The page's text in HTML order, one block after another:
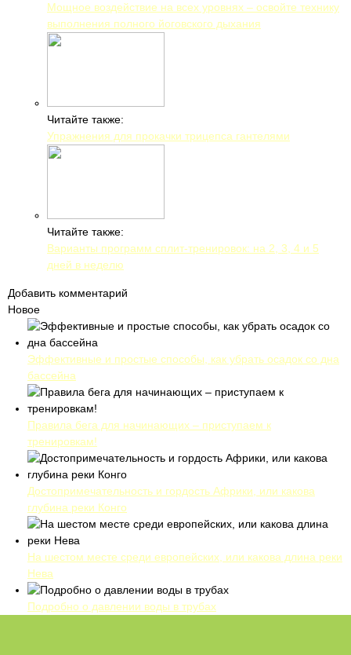
Мощное воздействие на всех уровнях – освойте технику
выполнения полного йоговского дыхания
Читайте также:
Упражнения для прокачки трицепса гантелями
Читайте также:
Варианты программ сплит-тренировок: на 2, 3, 4 и 5
дней в неделю
Добавить комментарий
Новое
Эффективные и простые способы, как убрать осадок со дна
бассейна
Правила бега для начинающих – приступаем к
тренировкам!
Достопримечательность и гордость Африки, или какова
глубина реки Конго
На шестом месте среди европейских, или какова длина реки
Нева
Подробно о давлении воды в трубах